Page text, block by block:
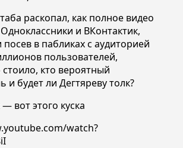
раскопал, как полное видео
и ВКонтактик,
в пабликах с аудиторией
пользователей,
стоило, кто вероятный
и будет ли Дегтяреву толк?
вот этого куска
watch?